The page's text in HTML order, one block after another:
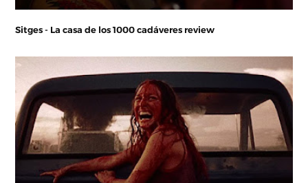
Sitges - La casa de los 1000 cadáveres review